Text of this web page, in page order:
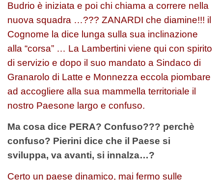
Budrio è iniziata e poi chi chiama a correre nella
nuova squadra …??? ZANARDI che diamine!!! il
Cognome la dice lunga sulla sua inclinazione
alla “corsa” … La Lambertini viene qui con spirito
di servizio e dopo il suo mandato a Sindaco di
Granarolo di Latte e Monnezza eccola piombare
ad accogliere alla sua mammella territoriale il
nostro Paesone largo e confuso.
Ma cosa dice PERA? Confuso??? perchè
confuso? Pierini dice che il Paese si
sviluppa, va avanti, si innalza…?
Certo un paese dinamico, mai fermo sulle